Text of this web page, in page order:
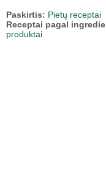
Paskirtis: Pietų receptai
Receptai pagal
produktai